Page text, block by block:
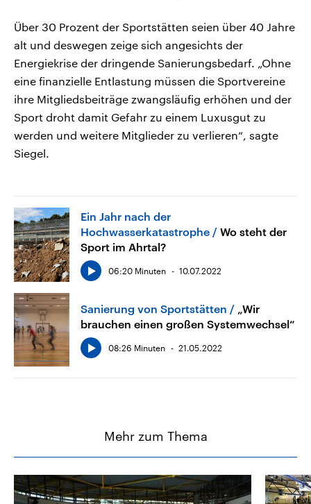
Über 30 Prozent der Sportstätten seien über 40 Jahre
alt und deswegen zeige sich angesichts der
Energiekrise der dringende Sanierungsbedarf. „Ohne
eine finanzielle Entlastung müssen die Sportvereine
ihre Mitgliedsbeiträge zwangsläufig erhöhen und der
Sport droht damit Gefahr zu einem Luxusgut zu
werden und weitere Mitglieder zu verlieren“, sagte
Siegel.
Ein Jahr nach der
Hochwasserkatastrophe
Wo steht der
Sport im Ahrtal?
06:20 Minuten 10.07.2022
Sanierung von Sportstätten
„Wir
brauchen einen großen Systemwechsel“
08:26 Minuten 21.05.2022
Mehr zum Thema